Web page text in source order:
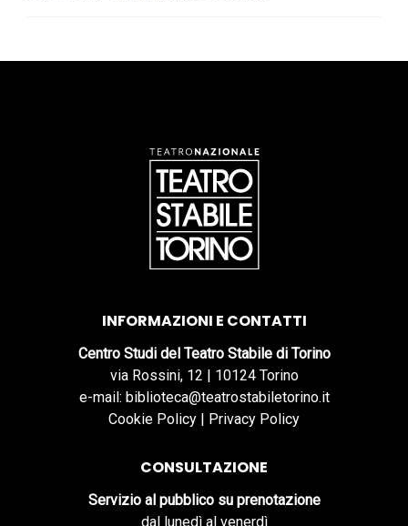
INFORMAZIONI E CONTATTI
Centro Studi del Teatro Stabile di Torino
via Rossini, 12 | 10124 Torino
e-mail: biblioteca@teatrostabiletorino.it
Cookie Policy | Privacy Policy
CONSULTAZIONE
Servizio al pubblico su prenotazione
dal lunedì al venerdì